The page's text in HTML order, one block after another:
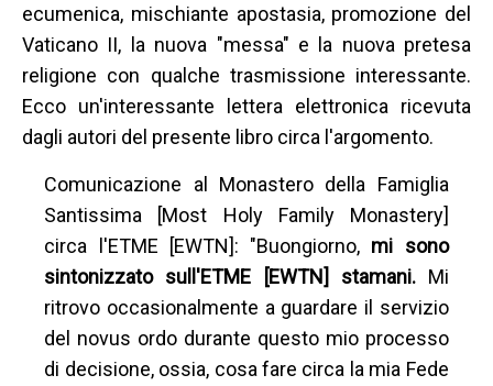
ecumenica, mischiante apostasia, promozione del
Vaticano II, la nuova "messa" e la nuova pretesa
religione con qualche trasmissione interessante.
Ecco un'interessante lettera elettronica ricevuta
dagli autori del presente libro circa l'argomento.
Comunicazione al Monastero della Famiglia
Santissima [Most Holy Family Monastery]
circa l'ETME [EWTN]: "Buongiorno, mi sono
sintonizzato sull'ETME [EWTN] stamani. Mi
ritrovo occasionalmente a guardare il servizio
del novus ordo durante questo mio processo
di decisione, ossia, cosa fare circa la mia Fede